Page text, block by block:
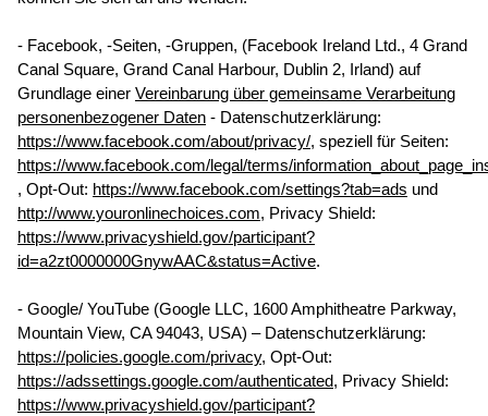
- Facebook, -Seiten, -Gruppen, (Facebook Ireland Ltd., 4 Grand
Canal Square, Grand Canal Harbour, Dublin 2, Irland) auf
Grundlage einer Vereinbarung über gemeinsame Verarbeitung
personenbezogener Daten - Datenschutzerklärung:
https://www.facebook.com/about/privacy/, speziell für Seiten:
https://www.facebook.com/legal/terms/
, Opt-Out: https://www.facebook.com/settings?tab=ads und
http://www.youronlinechoices.com, Privacy Shield:
https://www.privacyshield.gov/participant?
id=a2zt0000000GnywAAC&status=Active.
- Google/ YouTube (Google LLC, 1600 Amphitheatre Parkway,
Mountain View, CA 94043, USA) – Datenschutzerklärung:
https://policies.google.com/privacy, Opt-Out:
https://adssettings.google.com/authenticated, Privacy Shield:
https://www.privacyshield.gov/participant?